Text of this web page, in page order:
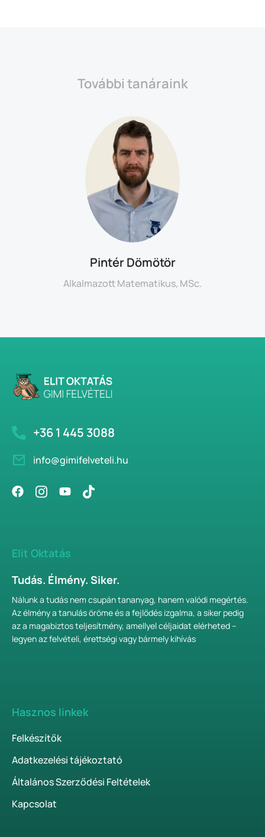
További tanáraink
Pintér Dömötör
Alkalmazott Matematikus, MSc.
+36 1 445 3088
info@gimifelveteli.hu
Elit Oktatás
Tudás. Élmény. Siker.
Nálunk a tudás nem csupán tananyag, hanem valódi megértés.
Az élmény a tanulás öröme és a fejlődés izgalma, a siker pedig
az a magabiztos teljesítmény, amellyel céljaidat elérheted –
legyen az felvételi, érettségi vagy bármely kihívás
Hasznos linkek
Felkészítők
Adatkezelési tájékoztató
Általános Szerződési Feltételek
Kapcsolat